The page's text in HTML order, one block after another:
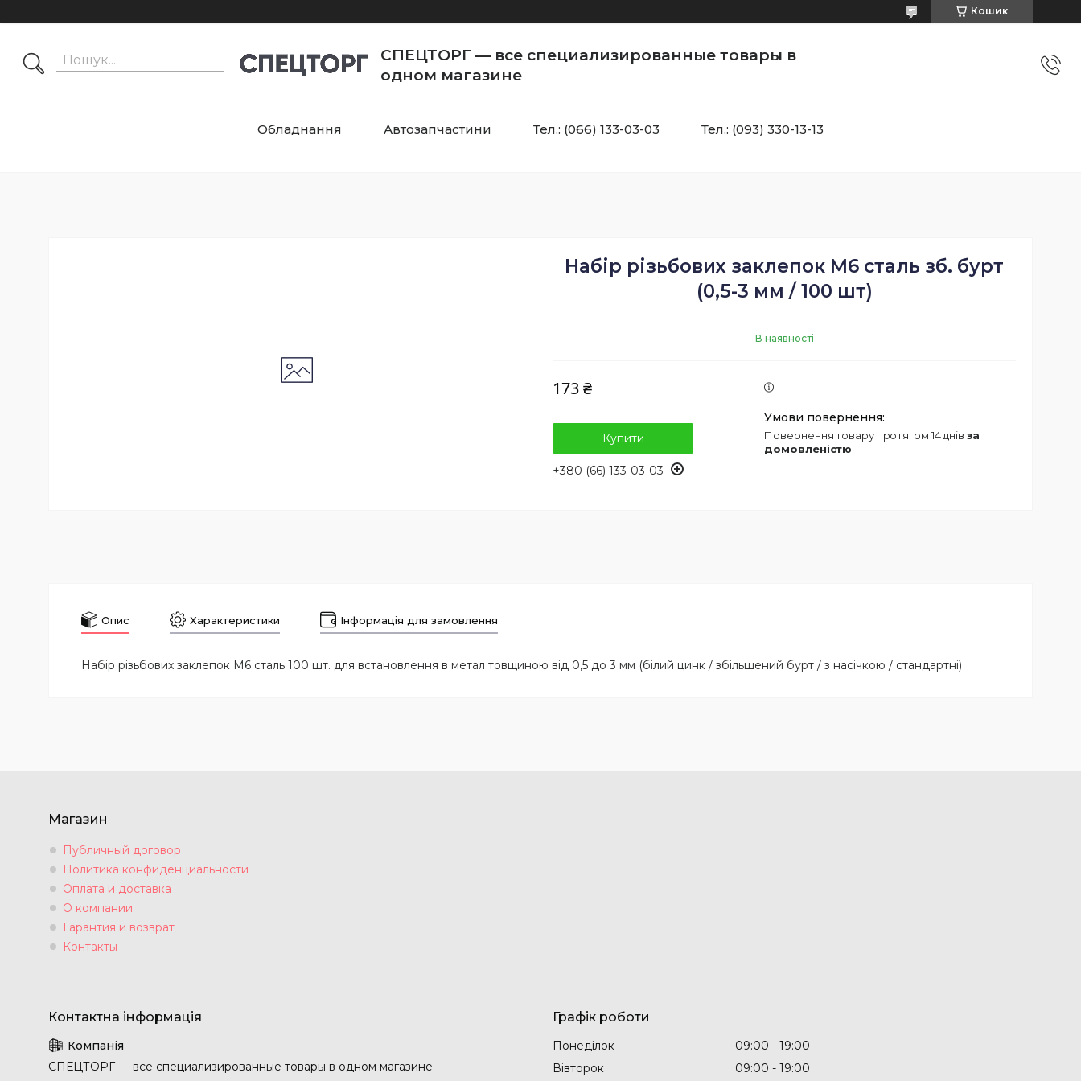
Кошик
СПЕЦТОРГ — все специализированные товары в
одном магазине
Обладнання Автозапчастини Тел.: (066) 133-03-03 Тел.: (093) 330-13-13
Набір різьбових заклепок M6 сталь зб. бурт
(0,5-3 мм / 100 шт)
В наявності
173 ₴
Купити
+380 (66) 133-03-03
повернення товару протягом 14 днів за
домовленістю
Опис Характеристики Інформація для замовлення
Набір різьбових заклепок M6 сталь 100 шт. для встановлення в метал товщиною від 0,5 до 3 мм (білий цинк / збільшений бурт / з насічкою / стандартні)
Магазин
Публичный договор
Политика конфиденциальности
Оплата и доставка
О компании
Гарантия и возврат
Контакты
СПЕЦТОРГ — все специализированные товары в одном магазине
Графік роботи
Понеділок 09:00
19:00
Вівторок
09:00 19:00